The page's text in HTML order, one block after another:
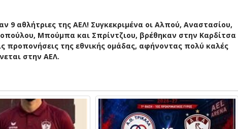
9 αθλήτριες της ΑΕΛ! Συγκεκριμένα οι Αλπού, Αναστασίου,
Μπούμπα και Σπρίντζιου, βρέθηκαν στην Καρδίτσα
προπονήσεις της εθνικής ομάδας, αφήνοντας πολύ καλές
στην ΑΕΛ.